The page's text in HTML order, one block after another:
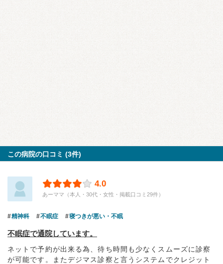
この病院の口コミ (3件)
4.0
あーママ（本人・30代・女性・掲載口コミ29件）
精神科 不眠症 寝つきが悪い・不眠
不眠症で通院しています。
ネットで予約が出来る為、待ち時間も少なくスムーズに診察
が可能です。またデジマス診察と言うシステムでクレジット